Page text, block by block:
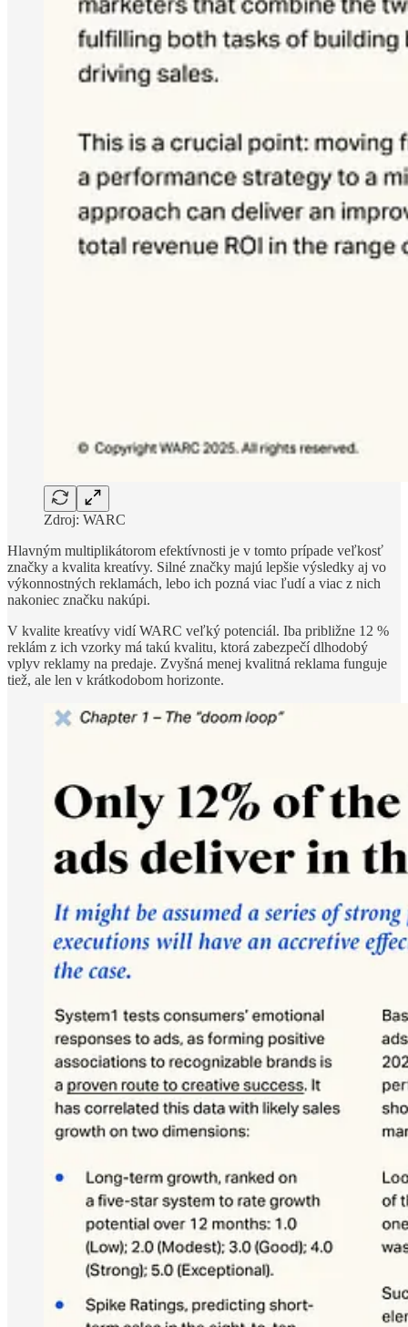
Zdroj: WARC
Hlavným multiplikátorom efektívnosti je v tomto prípade veľkosť
značky a kvalita kreatívy. Silné značky majú lepšie výsledky aj vo
výkonnostných reklamách, lebo ich pozná viac ľudí a viac z nich
nakoniec značku nakúpi.
V kvalite kreatívy vidí WARC veľký potenciál. Iba približne 12 %
reklám z ich vzorky má takú kvalitu, ktorá zabezpečí dlhodobý
vplyv reklamy na predaje. Zvyšná menej kvalitná reklama funguje
tiež, ale len v krátkodobom horizonte.